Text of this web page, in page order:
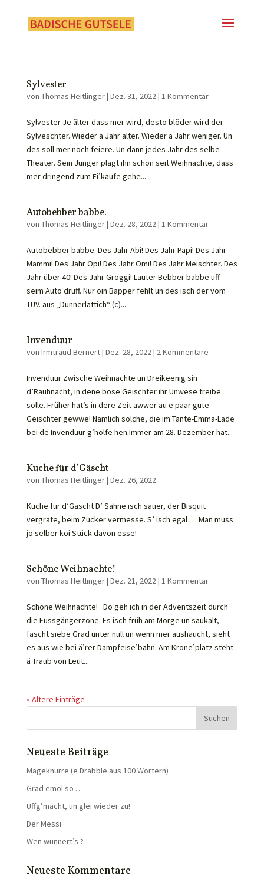
Sylvester
von Thomas Heitlinger| Dez. 31, 2022| 1 Kommentar
Sylvester Je älter dass mer wird, desto blöder wird der
Sylveschter. Wieder ä Jahr älter. Wieder ä Jahr weniger. Un
des soll mer noch feiere. Un dann jedes Jahr des selbe
Theater. Sein Junger plagt ihn schon seit Weihnachte, dass
mer dringend zum Ei’kaufe gehe...
Autobebber babbe.
von Thomas Heitlinger| Dez. 28, 2022| 1 Kommentar
Autobebber babbe. Des Jahr Abi! Des Jahr Papi! Des Jahr
Mammi! Des Jahr Opi! Des Jahr Omi! Des Jahr Meischter. Des
Jahr über 40! Des Jahr Groggi! Lauter Bebber babbe uff
seim Auto druff. Nur oin Bapper fehlt un des isch der vom
TÜV. aus „Dunnerlattich“ (c)...
Invenduur
von Irmtraud Bernert| Dez. 28, 2022| 2 Kommentare
Invenduur Zwische Weihnachte un Dreikeenig sin
d’Rauhnächt, in dene böse Geischter ihr Unwese treibe
solle. Früher hat’s in dere Zeit awwer au e paar gute
Geischter gewwe! Nämlich solche, die im Tante-Emma-Lade
bei de Invenduur g’holfe hen.Immer am 28. Dezember hat...
Kuche für d’Gäscht
von Thomas Heitlinger| Dez. 26, 2022
Kuche für d’Gäscht D’ Sahne isch sauer, der Bisquit
vergrate, beim Zucker vermesse. S’ isch egal … Man muss
jo selber koi Stück davon esse!
Schöne Weihnachte!
von Thomas Heitlinger| Dez. 21, 2022| 1 Kommentar
Schöne Weihnachte! Do geh ich in der Adventszeit durch
die Fussgängerzone. Es isch früh am Morge un saukalt,
fascht siebe Grad unter null un wenn mer aushaucht, sieht
es aus wie bei ä’rer Dampfeise’bahn. Am Krone’platz steht
ä Traub von Leut...
« Ältere Einträge
Neueste Beiträge
Mageknurre (e Drabble aus 100 Wörtern)
Grad emol so …
Uffg’macht, un glei wieder zu!
Der Messi
Wen wunnert’s ?
Neueste Kommentare